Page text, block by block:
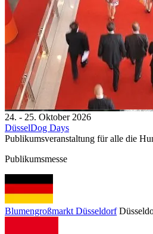
24. - 25. Oktober 2026
DüsselDog Days
Publikumsveranstaltung für alle die
Publikumsmesse
Blumengroßmarkt Düsseldorf